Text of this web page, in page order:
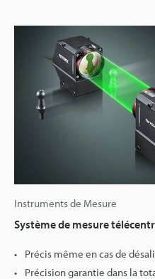
Instruments de Mesure
Système de mesure
Précis même en cas de
Précision garantie dans la